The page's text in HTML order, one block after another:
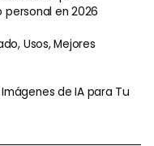
en 2026
Usos, Mejores
de IA para Tu